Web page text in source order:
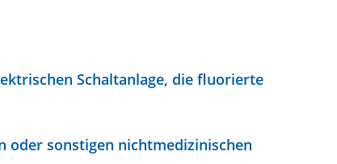
Schaltanlage, die fluorierte
oder sonstigen nichtmedizinischen